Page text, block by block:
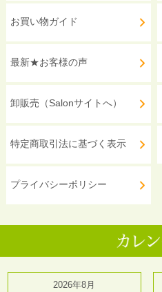
お買い物ガイド
最新★お客様の声
卸販売（Salonサイトへ）
特定商取引法に基づく表示
プライバシーポリシー
2026年8月